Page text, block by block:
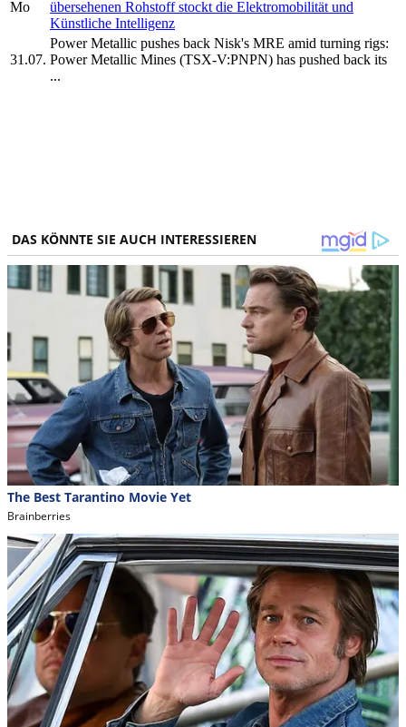
Mo
übersehenen Rohstoff stockt die Elektromobilität und
Künstliche Intelligenz
31.07.
Power Metallic pushes back Nisk's MRE amid turning rigs:
Power Metallic Mines (TSX-V:PNPN) has pushed back its
...